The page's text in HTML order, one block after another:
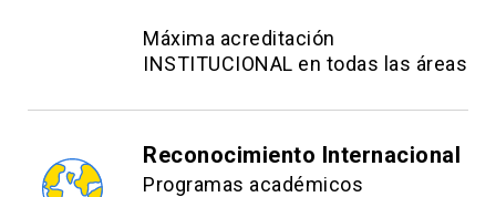
Máxima acreditación
INSTITUCIONAL en todas las áreas
Reconocimiento Internacional
Programas académicos